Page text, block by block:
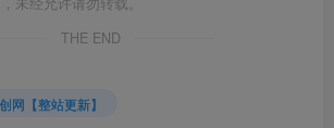
THE END
网【整站更新】